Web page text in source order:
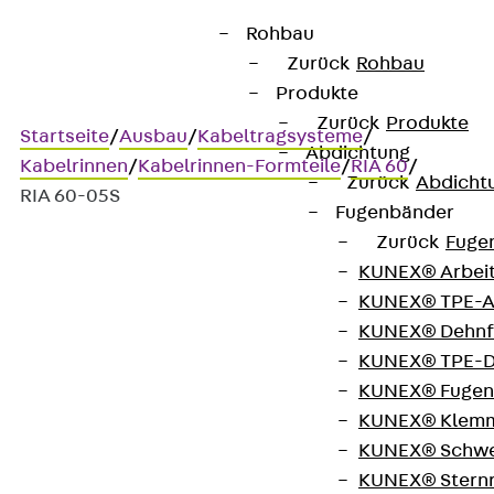
Rohbau
Zurück Rohbau
Produkte
Zurück Produkte
Abdichtung
Zurück
Fugenbänder
Zurück
KUNEX®
KUNEX®
KUNEX®
KUNEX®
KUNEX®
KUNEX®
KUNEX®
KUNEX®
Startseite/Ausbau/Kabeltragsysteme/
Kabelrinnen/Kabelrinnen-Formteile/RIA 60/
RIA 60-05S
Installationsrinnenabzweig
Installationskabelrinnen-
Abzweig, Höhe = 60 mm